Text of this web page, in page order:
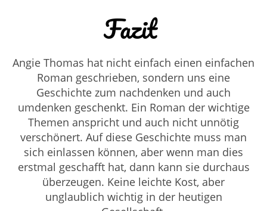
Fazit
Angie Thomas hat nicht einfach einen einfachen
Roman geschrieben, sondern uns eine
Geschichte zum nachdenken und auch
umdenken geschenkt. Ein Roman der wichtige
Themen anspricht und auch nicht unnötig
verschönert. Auf diese Geschichte muss man
sich einlassen können, aber wenn man dies
erstmal geschafft hat, dann kann sie durchaus
überzeugen. Keine leichte Kost, aber
unglaublich wichtig in der heutigen